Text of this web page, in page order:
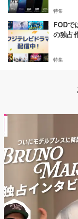
特集
FODで
の独占
特集